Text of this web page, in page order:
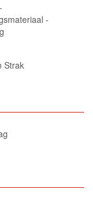
-
Strak